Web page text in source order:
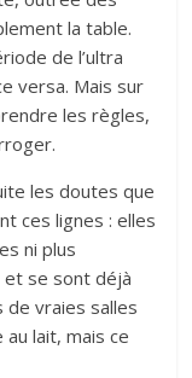
la table.
de l’ultra
versa. Mais sur
les règles,
les doutes que
ces lignes : elles
ni plus
et se sont déjà
vraies salles
lait, mais ce